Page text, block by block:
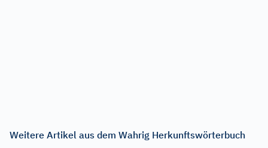
Weitere Artikel aus dem Wahrig Herkunftswörterbuch